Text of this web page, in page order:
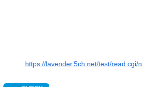
https://lavender.5ch.net/test/read.cgi/